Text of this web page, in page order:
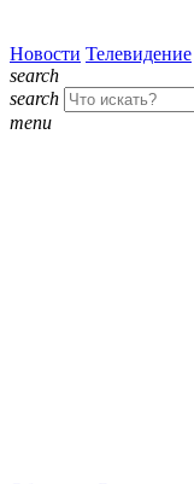
Новости Телевидение
search
search
menu